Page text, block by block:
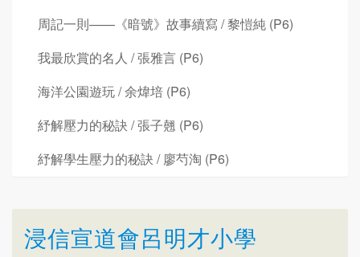
周記一則——《暗號》故事續寫 / 黎愷純 (P6)
我最欣賞的名人 / 張雅言 (P6)
海洋公園遊玩 / 余煒培 (P6)
紓解壓力的秘訣 / 張子翹 (P6)
紓解學生壓力的秘訣 / 廖芍淘 (P6)
浸信宣道會呂明才小學